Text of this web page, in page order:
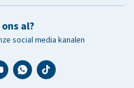
al?
social media kanalen